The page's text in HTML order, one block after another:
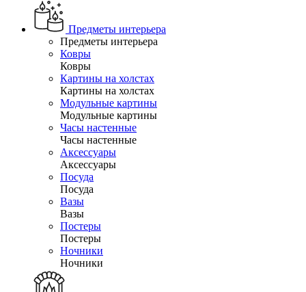
Предметы интерьера
Предметы интерьера
Ковры
Ковры
Картины на холстах
Картины на холстах
Модульные картины
Модульные картины
Часы настенные
Часы настенные
Аксессуары
Аксессуары
Посуда
Посуда
Вазы
Вазы
Постеры
Постеры
Ночники
Ночники